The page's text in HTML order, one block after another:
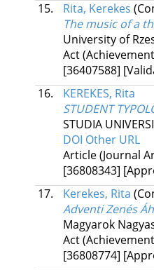
15.
Rita, Kerekes
The music of a
University of
Act
[36407588]
16.
KEREKES, Rita
STUDENT
STUDIA
DOI Other URL
Article (Journal
[36808343]
17.
Kerekes, Rita
Adventi Zenés
Magyarok
Act
[36808774]